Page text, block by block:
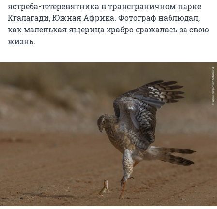
ястреба-тетеревятника в трансграничном парке
Кгалагади, Южная Африка. Фотограф наблюдал,
как маленькая ящерица храбро сражалась за свою
жизнь.